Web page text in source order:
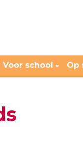
Voor school Op